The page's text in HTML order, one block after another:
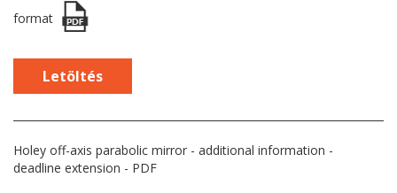
format
Letöltés
Holey off-axis parabolic mirror - additional information -
deadline extension - PDF